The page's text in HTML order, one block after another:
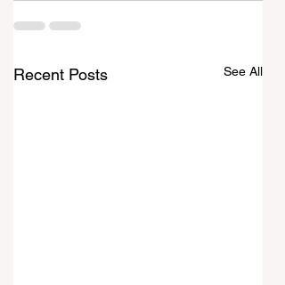
Recent Posts See All